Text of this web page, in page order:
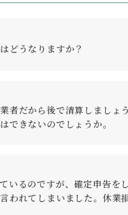
どうなりますか？
者だから後で清算しましょ
できないのでしょうか。
いるのですが、確定申告を
われてしまいました。休業